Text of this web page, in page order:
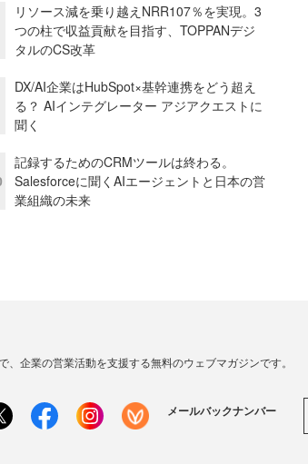
リソース減を乗り越えNRR107％を実現。3
つの柱で収益貢献を目指す、TOPPANデジ
タルのCS改革
DX/AI企業はHubSpot×基幹連携をどう超え
る？ AIインテグレーター アジアクエストに
聞く
記録するためのCRMツールは終わる。
Salesforceに聞くAIエージェントと日本の営
業組織の未来
企業の営業活動を支援する無料のウェブマガジンです。
メールバックナンバー